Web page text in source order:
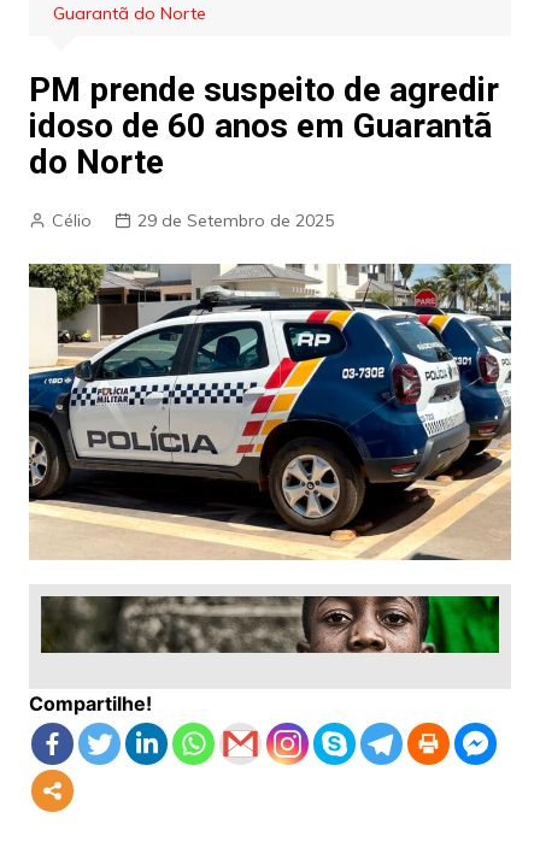
Guarantã do Norte
PM prende suspeito de agredir
idoso de 60 anos em Guarantã
do Norte
Célio 29 de Setembro de 2025
Compartilhe!